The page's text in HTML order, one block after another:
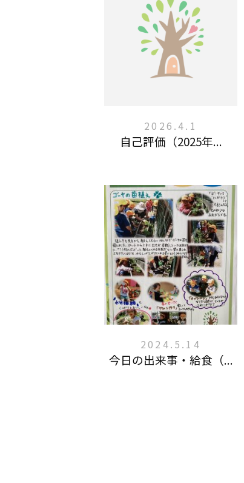
2026.4.1
自己評価（2025年...
2024.5.14
今日の出来事・給食（...